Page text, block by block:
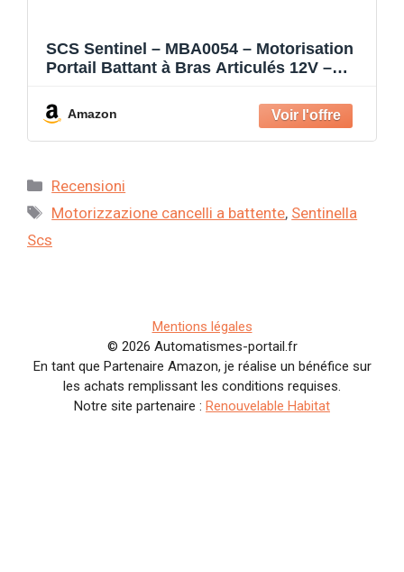
SCS Sentinel – MBA0054 – Motorisation
Portail Battant à Bras Articulés 12V –
Longueur Portail Électrique 4 m et Poids
400 kg – OneGate 2
Amazon
Categorie
Recensioni
Tag
Motorizzazione cancelli a battente, Sentinella
Scs
Mentions légales
© 2026 Automatismes-portail.fr
En tant que Partenaire Amazon, je réalise un bénéfice sur
les achats remplissant les conditions requises.
Notre site partenaire : Renouvelable Habitat